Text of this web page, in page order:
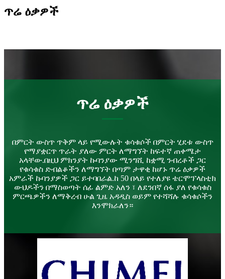
ጥሬ ዕቃዎች
ጥሬ ዕቃዎች
በምርት ውስጥ ጥቅም ላይ የሚውሉት ቁሳቁሶች በምርት ሂደቱ ውስጥ
የማያቋርጥ ጥራት ያለው ምርት ለማግኘት ከፍተኛ ጠቀሜታ
አላቸው.በዚህ ምክንያት ኩባንያው ሚንግሺ ከቋሚ ንብረቶች ጋር
የቁሳቁስ ድብልቆችን ለማግኘት በጣም ታዋቂ ከሆኑ ጥሬ ዕቃዎች
አምራች ኩባንያዎች ጋር ይተባበራል.ከ 50 በላይ የተለያዩ ቴርሞፕላስቲክ
ውህዶችን በማስወጣት ሰፊ ልምድ አለን ፣ ለደንበኛ ሰፋ ያለ የቁሳቁስ
ምርጫዎችን ለማቅረብ ሁል ጊዜ አዳዲስ ወይም የተሻሻሉ ቁሳቁሶችን
እንሞክራለን።